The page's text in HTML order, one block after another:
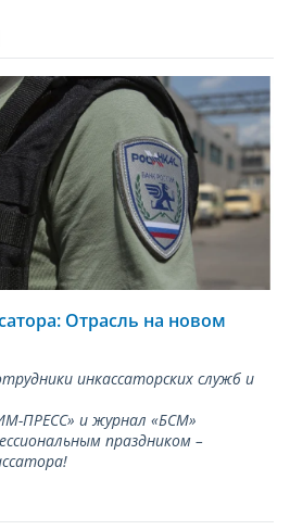
Отрасль на новом
инкассаторских служб и
ПРЕСС» и журнал «БСМ»
праздником –